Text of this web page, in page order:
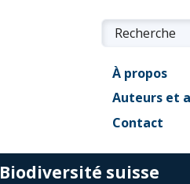
À propos
Auteurs et
Contact
Biodiversité suisse